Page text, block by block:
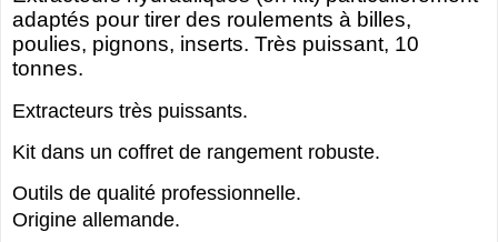
adaptés pour tirer des roulements à billes,
poulies, pignons, inserts. Très puissant, 10
tonnes.
Extracteurs très puissants.
Kit dans un coffret de rangement robuste.
Outils de qualité professionnelle.
Origine allemande.